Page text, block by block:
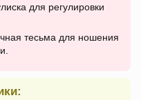
для регулировки
тесьма для ношения